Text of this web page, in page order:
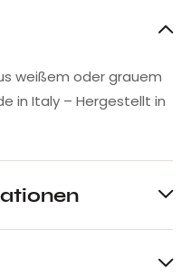
weißem oder grauem
in Italy – Hergestellt in